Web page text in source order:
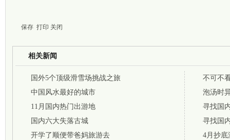
保存 打印 关闭
相关新闻
国外5个顶级滑雪场挑战之旅
中国风水最好的城市
11月国内热门出游地
国内六大失落古城
开学了顺便带爸妈旅游去
不可不
泡汤时
寻找国
寻找国
4月抄底